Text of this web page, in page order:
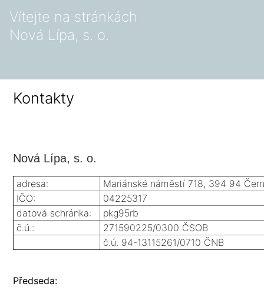
Vítejte na stránkách
Nová Lípa, s. o.
Kontakty
Nová Lípa, s. o.
adresa:
Mariánské náměstí 718, 394 94
IČO:
04225317
datová schránka:
pkg95rb
č.ú.:
271590225/0300 ČSOB
č.ú. 94-13115261/0710 ČNB
Předseda: